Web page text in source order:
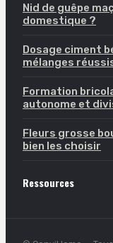
Nid de guêpe
domestique ?
Dosage ciment
mélanges
Formation
autonome et
Fleurs grosse
bien les choisir
Ressources